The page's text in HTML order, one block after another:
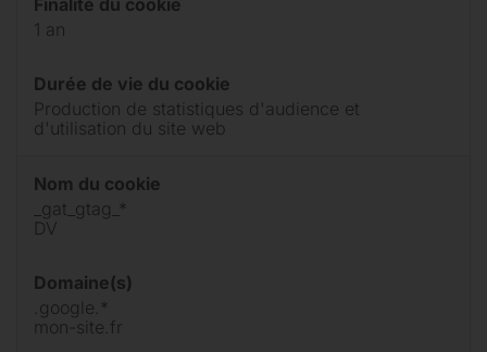
1 an
Durée de vie du cookie
Production de statistiques d'audience et
d'utilisation du site web
Nom du cookie
_gat_gtag_*
DV
Domaine(s)
.google.*
mon-site.fr